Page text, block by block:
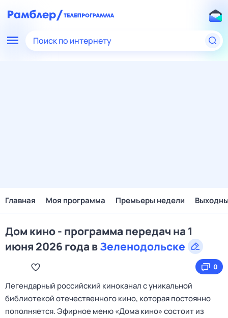
Поиск по интернету
Главная Моя программа Премьеры недели
Дом кино - программа передач на 1
июня 2026 года вЗеленодольске
0
Легендарный российский киноканал с уникальной
библиотекой отечественного кино, которая постоянно
пополняется. Эфирное меню «Дома кино» состоит из